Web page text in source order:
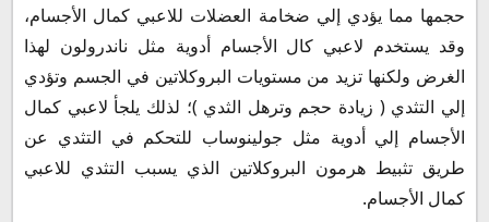
حجمها مما يؤدي إلي ضخامة العضلات للاعبي كمال الأجسام،
وقد يستخدم لاعبي كال الأجسام أدوية مثل ناندرولون لهذا
الغرض ولكنها تزيد من مستويات البروكلاتين في الجسم وتؤدي
إلي التثدي ( زيادة حجم وترهل الثدي )؛ لذلك يلجأ لاعبي كمال
الأجسام إلي أدوية مثل جولينوساب للتحكم في التثدي عن
طريق تثبيط هرمون البروكلاتين الذي يسبب التثدي للاعبي
كمال الأجسام.